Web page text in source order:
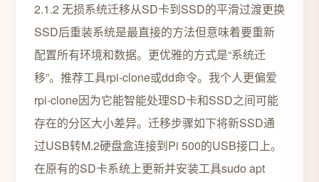
2.1.2 无损系统迁移从SD卡到SSD的平滑过渡更换
SSD后重装系统是最直接的方法但意味着要重新
配置所有环境和数据。更优雅的方式是“系统迁
移”。推荐工具rpi-clone或dd命令。我个人更偏爱
rpi-clone因为它能智能处理SD卡和SSD之间可能
存在的分区大小差异。迁移步骤如下将新SSD通
过USB转M.2硬盘盒连接到Pi 500的USB接口上。
在原有的SD卡系统上更新并安装工具sudo apt